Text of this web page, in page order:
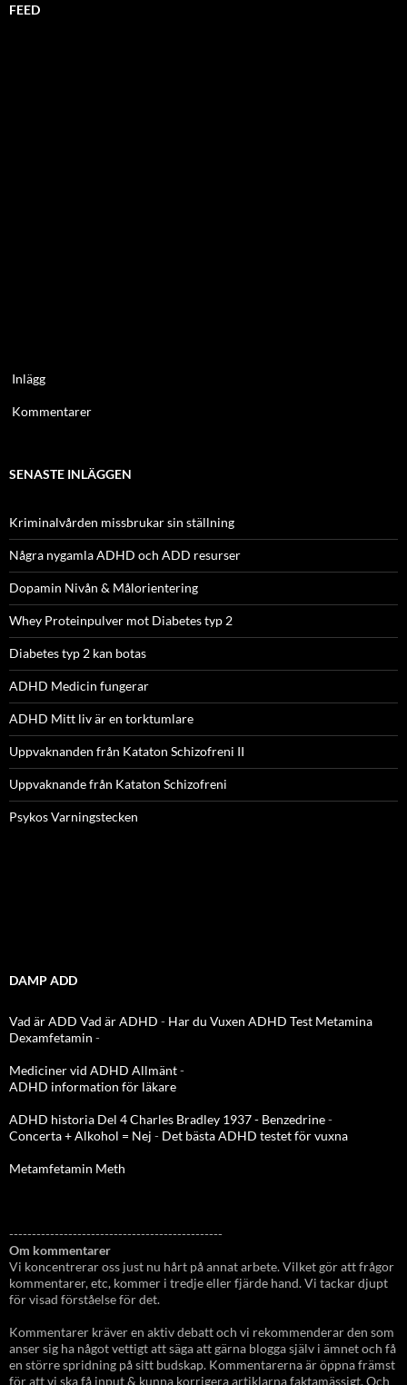
FEED
Inlägg
Kommentarer
SENASTE INLÄGGEN
Kriminalvården missbrukar sin ställning
Några nygamla ADHD och ADD resurser
Dopamin Nivån & Målorientering
Whey Proteinpulver mot Diabetes typ 2
Diabetes typ 2 kan botas
ADHD Medicin fungerar
ADHD Mitt liv är en torktumlare
Uppvaknanden från Kataton Schizofreni II
Uppvaknande från Kataton Schizofreni
Psykos Varningstecken
DAMP ADD
Vad är ADD Vad är ADHD - Har du Vuxen ADHD Test Metamina
Dexamfetamin -
Mediciner vid ADHD Allmänt-
ADHD information för läkare
ADHD historia Del 4 Charles Bradley 1937 - Benzedrine-
Concerta + Alkohol = Nej - Det bästa ADHD testet för vuxna
Metamfetamin Meth
-----------------------------------------------
Om kommentarer
Vi koncentrerar oss just nu hårt på annat arbete. Vilket gör att frågor
kommentarer, etc, kommer i tredje eller fjärde hand. Vi tackar djupt
för visad förståelse för det.
Kommentarer kräver en aktiv debatt och vi rekommenderar den som
anser sig ha något vettigt att säga att gärna blogga själv i ämnet och få
en större spridning på sitt budskap. Kommentarerna är öppna främst
för att vi ska få input & kunna korrigera artiklarna faktamässigt. Och